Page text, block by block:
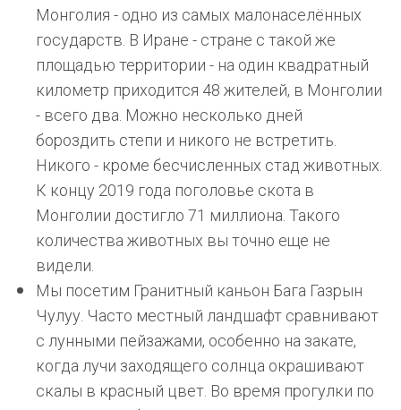
Монголия - одно из самых малонаселённых
государств. В Иране - стране с такой же
площадью территории - на один квадратный
километр приходится 48 жителей, в Монголии
- всего два. Можно несколько дней
бороздить степи и никого не встретить.
Никого - кроме бесчисленных стад животных.
К концу 2019 года поголовье скота в
Монголии достигло 71 миллиона. Такого
количества животных вы точно еще не
видели.
Мы посетим Гранитный каньон Бага Газрын
Чулуу. Часто местный ландшафт сравнивают
с лунными пейзажами, особенно на закате,
когда лучи заходящего солнца окрашивают
скалы в красный цвет. Во время прогулки по